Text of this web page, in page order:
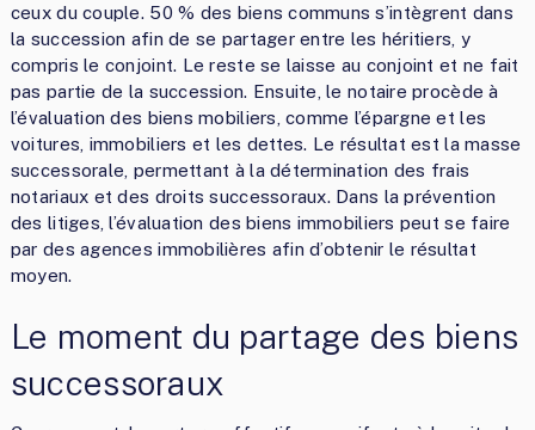
ceux du couple. 50 % des biens communs s’intègrent dans
la succession afin de se partager entre les héritiers, y
compris le conjoint. Le reste se laisse au conjoint et ne fait
pas partie de la succession. Ensuite, le notaire procède à
l’évaluation des biens mobiliers, comme l’épargne et les
voitures, immobiliers et les dettes. Le résultat est la masse
successorale, permettant à la détermination des frais
notariaux et des droits successoraux. Dans la prévention
des litiges, l’évaluation des biens immobiliers peut se faire
par des agences immobilières afin d’obtenir le résultat
moyen.
Le moment du partage des biens
successoraux